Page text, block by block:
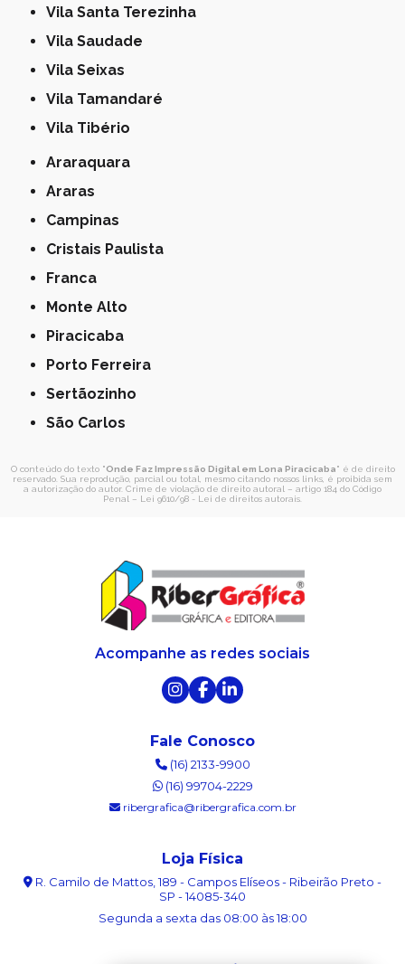
Vila Santa Terezinha
Vila Saudade
Vila Seixas
Vila Tamandaré
Vila Tibério
Araraquara
Araras
Campinas
Cristais Paulista
Franca
Monte Alto
Piracicaba
Porto Ferreira
Sertãozinho
São Carlos
O conteúdo do texto "Onde Faz Impressão Digital em Lona Piracicaba" é de direito
reservado. Sua reprodução, parcial ou total, mesmo citando nossos links, é proibida sem
a autorização do autor. Crime de violação de direito autoral – artigo 184 do Código
Penal – Lei 9610/98 - Lei de direitos autorais
Acompanhe as redes sociais
Fale Conosco
(16) 2133-9900
(16) 99704-2229
ribergrafica@ribergrafica.com.br
Loja Física
R. Camilo de Mattos, 189 - Campos Elíseos - Ribeirão Preto -
SP - 14085-340
Segunda a sexta das 08:00 às 18:00